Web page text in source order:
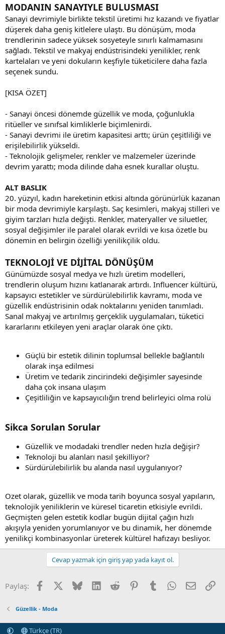
MODANIN SANAYIYLE BULUSMASI
Sanayi devrimiyle birlikte tekstil üretimi hız kazandı ve fiyatlar
düşerek daha geniş kitlelere ulaştı. Bu dönüşüm, moda
trendlerinin sadece yüksek sosyeteyle sınırlı kalmamasını
sağladı. Tekstil ve makyaj endüstrisindeki yenilikler, renk
kartelaları ve yeni dokuların keşfiyle tüketicilere daha fazla
seçenek sundu.
[KISA ÖZET]
- Sanayi öncesi dönemde güzellik ve moda, çoğunlukla
ritüeller ve sınıfsal kimliklerle biçimlenirdi.
- Sanayi devrimi ile üretim kapasitesi arttı; ürün çeşitliliği ve
erişilebilirlik yükseldi.
- Teknolojik gelişmeler, renkler ve malzemeler üzerinde
devrim yarattı; moda dilinde daha esnek kurallar oluştu.
ALT BASLIK
20. yüzyıl, kadın hareketinin etkisi altında görünürlük kazanan
bir moda devrimiyle karşılaştı. Saç kesimleri, makyaj stilleri ve
giyim tarzları hızla değişti. Renkler, materyaller ve siluetler,
sosyal değişimler ile paralel olarak evrildi ve kısa özetle bu
dönemin en belirgin özelliği yenilikçilik oldu.
TEKNOLOJİ VE DİJİTAL DÖNÜŞÜM
Günümüzde sosyal medya ve hızlı üretim modelleri,
trendlerin oluşum hızını katlanarak artırdı. Influencer kültürü,
kapsayıcı estetikler ve sürdürülebilirlik kavramı, moda ve
güzellik endüstrisinin odak noktalarını yeniden tanımladı.
Sanal makyaj ve artırılmış gerçeklik uygulamaları, tüketici
kararlarını etkileyen yeni araçlar olarak öne çıktı.
Güçlü bir estetik dilinin toplumsal bellekle bağlantılı
olarak inşa edilmesi
Üretim ve tedarik zincirindeki değişimler sayesinde
daha çok insana ulaşım
Çeşitliliğin ve kapsayıcılığın trend belirleyici olma rolü
Sikca Sorulan Sorular
Güzellik ve modadaki trendler neden hızla değişir?
Teknoloji bu alanları nasıl şekilliyor?
Sürdürülebilirlik bu alanda nasıl uygulanıyor?
Ozet olarak, güzellik ve moda tarih boyunca sosyal yapıların,
teknolojik yeniliklerin ve küresel ticaretin etkisiyle evrildi.
Geçmişten gelen estetik kodlar bugün dijital çağın hızlı
akışıyla yeniden yorumlanıyor ve bu dinamik, her dönemde
yenilikçi kombinasyonlar üreterek kültürel hafızayı besliyor.
Cevap yazmak için giriş yap yada kayıt ol.
Paylaş: FacebookX (Twitter)
BlueskyLinkedInReddit PinterestTumblr WhatsApp
E-posta
Güzellik - Moda
Türkçe (TR)